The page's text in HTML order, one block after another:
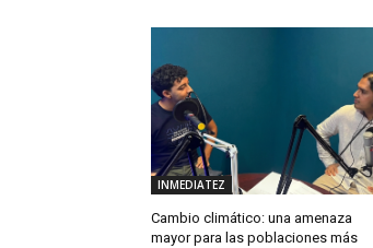
INMEDIATEZ
Cambio climático: una amenaza
mayor para las poblaciones más